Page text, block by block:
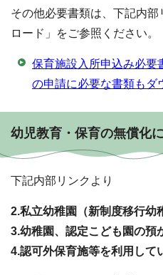
その他必要書類は、下記内
ロード」をご参照ください。
保育施設入所申込み必要
の申請に必要な書類もダ
幼児教育・保育の無償化
下記内部リンクより
2.私立幼稚園（新制度移行幼
3.幼稚園、認定こども園の預
4.認可外保育施等を利用して